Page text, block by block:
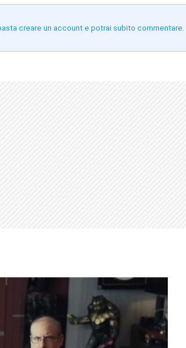
creare un account e potrai subito commentare.